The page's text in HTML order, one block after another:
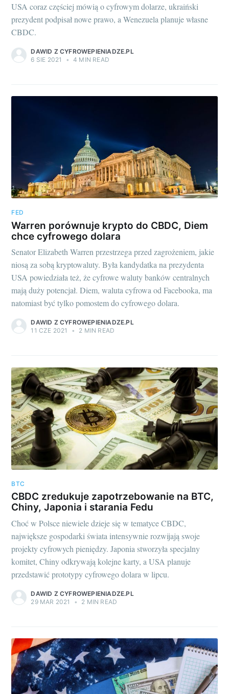
USA coraz częściej mówią o cyfrowym dolarze, ukraiński
prezydent podpisał nowe prawo, a Wenezuela planuje własne
CBDC.
DAWID Z CYFROWEPIENIADZE.PL
6 SIE 2021
• 4 MIN READ
FED
Warren porównuje krypto do CBDC, Diem
chce cyfrowego dolara
Senator Elizabeth Warren przestrzega przed zagrożeniem, jakie
niosą za sobą kryptowaluty. Była kandydatka na prezydenta
USA powiedziała też, że cyfrowe waluty banków centralnych
mają duży potencjał. Diem, waluta cyfrowa od Facebooka, ma
natomiast być tylko pomostem do cyfrowego dolara.
DAWID Z CYFROWEPIENIADZE.PL
11 CZE 2021
• 2 MIN READ
BTC
CBDC zredukuje zapotrzebowanie na BTC,
Chiny, Japonia i starania Fedu
Choć w Polsce niewiele dzieje się w tematyce CBDC,
największe gospodarki świata intensywnie rozwijają swoje
projekty cyfrowych pieniędzy. Japonia stworzyła specjalny
komitet, Chiny odkrywają kolejne karty, a USA planuje
przedstawić prototypy cyfrowego dolara w lipcu.
DAWID Z CYFROWEPIENIADZE.PL
29 MAR 2021
• 2 MIN READ